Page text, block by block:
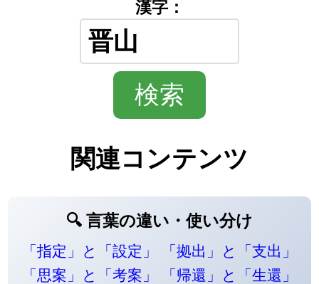
漢字：
関連コンテンツ
🔍 言葉の違い・使い分け
「指定」と「設定」
「拠出」と「支出」
「思案」と「考案」
「帰還」と「生還」